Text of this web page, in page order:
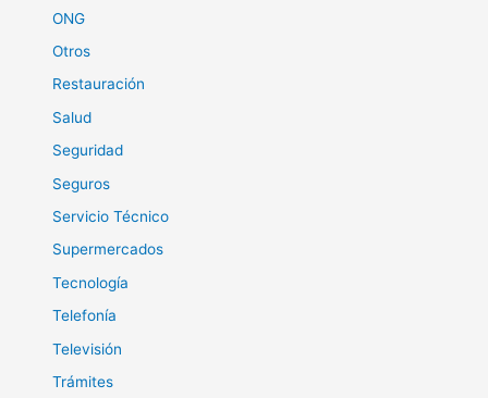
ONG
Otros
Restauración
Salud
Seguridad
Seguros
Servicio Técnico
Supermercados
Tecnología
Telefonía
Televisión
Trámites